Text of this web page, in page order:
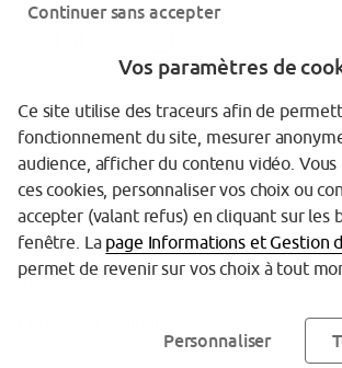
Protection des données personnelles
Gestion des cookies
Accessibilité (partiellement conforme)
Mentions légales
Continuer sans accepter
Vos paramètres de
Ce site utilise des traceurs afin de
fonctionnement du site, mesurer
audience, afficher du contenu vidéo.
ces cookies, personnaliser vos choix ou
accepter (valant refus) en cliquant sur les
fenêtre. La page Informations et Gestion
permet de revenir sur vos choix à tout
Personnaliser